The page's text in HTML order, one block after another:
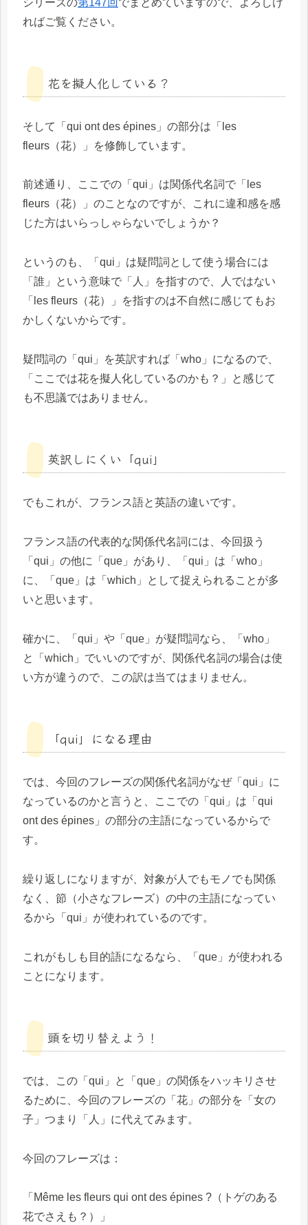
ればご覧ください。
花を擬人化している？
そして「qui ont des épines」の部分は「les
fleurs（花）」を修飾しています。
前述通り、ここでの「qui」は関係代名詞で「les
fleurs（花）」のことなのですが、これに違和感を感
じた方はいらっしゃらないでしょうか？
というのも、「qui」は疑問詞として使う場合には
「誰」という意味で「人」を指すので、人ではない
「les fleurs（花）」を指すのは不自然に感じてもお
かしくないからです。
疑問詞の「qui」を英訳すれば「who」になるので、
「ここでは花を擬人化しているのかも？」と感じて
も不思議ではありません。
英訳しにくい「qui」
でもこれが、フランス語と英語の違いです。
フランス語の代表的な関係代名詞には、今回扱う
「qui」の他に「que」があり、「qui」は「who」
に、「que」は「which」として捉えられることが多
いと思います。
確かに、「qui」や「que」が疑問詞なら、「who」
と「which」でいいのですが、関係代名詞の場合は使
い方が違うので、この訳は当てはまりません。
「qui」になる理由
では、今回のフレーズの関係代名詞がなぜ「qui」に
なっているのかと言うと、ここでの「qui」は「qui
ont des épines」の部分の主語になっているからで
す。
繰り返しになりますが、対象が人でもモノでも関係
なく、節（小さなフレーズ）の中の主語になってい
るから「qui」が使われているのです。
これがもしも目的語になるなら、「que」が使われる
ことになります。
頭を切り替えよう！
では、この「qui」と「que」の関係をハッキリさせ
るために、今回のフレーズの「花」の部分を「女の
子」つまり「人」に代えてみます。
今回のフレーズは：
「Même les fleurs qui ont des épines ?（トゲのある
花でさえも？）」